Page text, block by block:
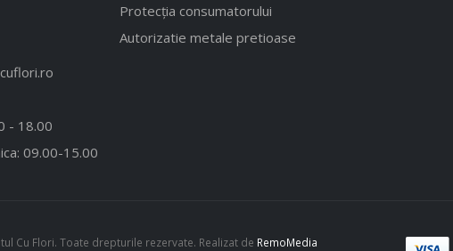
- 18.00
09.00-15.00
Protecția consumatorului
Autorizatie metale pretioase
Cu Flori. Toate drepturile rezervate. Realizat de RemoMedia